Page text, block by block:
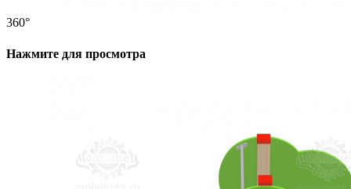
360°
Нажмите для просмотра